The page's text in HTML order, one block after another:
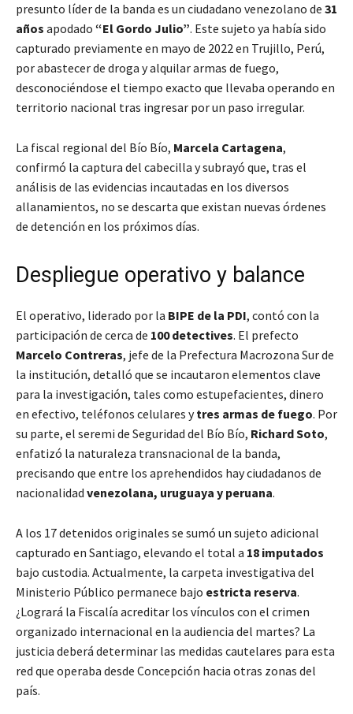
presunto líder de la banda es un ciudadano venezolano de 31
años apodado “El Gordo Julio”. Este sujeto ya había sido
capturado previamente en mayo de 2022 en Trujillo, Perú,
por abastecer de droga y alquilar armas de fuego,
desconociéndose el tiempo exacto que llevaba operando en
territorio nacional tras ingresar por un paso irregular.
La fiscal regional del Bío Bío, Marcela Cartagena,
confirmó la captura del cabecilla y subrayó que, tras el
análisis de las evidencias incautadas en los diversos
allanamientos, no se descarta que existan nuevas órdenes
de detención en los próximos días.
Despliegue operativo y balance
El operativo, liderado por la BIPE de la PDI, contó con la
participación de cerca de 100 detectives. El prefecto
Marcelo Contreras, jefe de la Prefectura Macrozona Sur de
la institución, detalló que se incautaron elementos clave
para la investigación, tales como estupefacientes, dinero
en efectivo, teléfonos celulares ytres armas de fuego. Por
su parte, el seremi de Seguridad del Bío Bío, Richard Soto,
enfatizó la naturaleza transnacional de la banda,
precisando que entre los aprehendidos hay ciudadanos de
nacionalidad venezolana, uruguaya y peruana.
A los 17 detenidos originales se sumó un sujeto adicional
capturado en Santiago, elevando el total a 18 imputados
bajo custodia. Actualmente, la carpeta investigativa del
Ministerio Público permanece bajo estricta reserva.
¿Logrará la Fiscalía acreditar los vínculos con el crimen
organizado internacional en la audiencia del martes? La
justicia deberá determinar las medidas cautelares para esta
red que operaba desde Concepción hacia otras zonas del
país.